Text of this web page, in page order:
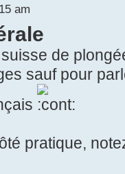
am
de
sauf pour
pratique,